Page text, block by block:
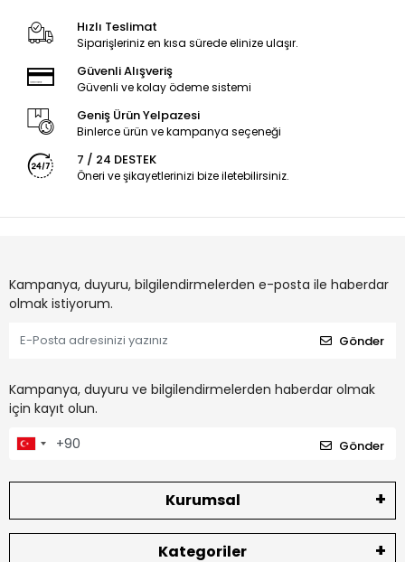
Hızlı Teslimat
Siparişleriniz en kısa sürede elinize ulaşır.
Güvenli Alışveriş
Güvenli ve kolay ödeme sistemi
Geniş Ürün Yelpazesi
Binlerce ürün ve kampanya seçeneği
7 / 24 DESTEK
Öneri ve şikayetlerinizi bize iletebilirsiniz.
Kampanya, duyuru, bilgilendirmelerden e-posta ile haberdar
olmak istiyorum.
Gönder
Kampanya, duyuru ve bilgilendirmelerden haberdar olmak
için kayıt olun.
Gönder
Kurumsal
Kategoriler